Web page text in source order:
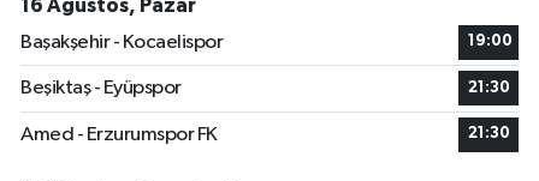
16 Ağustos, Pazar
Başakşehir - Kocaelispor
19:00
Beşiktaş - Eyüpspor 21:30
Amed - Erzurumspor FK 21:30